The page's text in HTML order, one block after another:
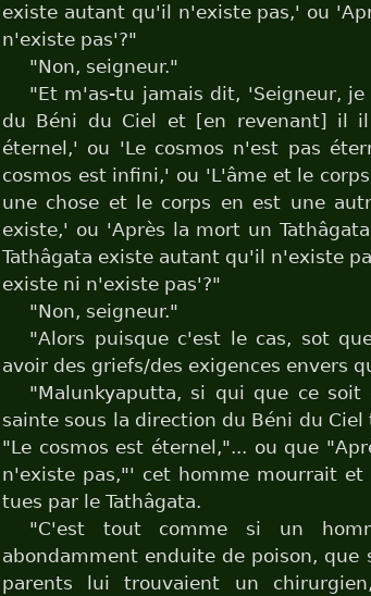
existe autant qu'il n'existe pas,' ou
n'existe pas'?"
"Non, seigneur."
"Et m'as-tu jamais dit, 'Seigneur,
du Béni du Ciel et [en revenant] il
éternel,' ou 'Le cosmos n'est pas
cosmos est infini,' ou 'L'âme et le
une chose et le corps en est une
existe,' ou 'Après la mort un
Tathâgata existe autant qu'il n'existe
existe ni n'existe pas'?"
"Non, seigneur."
"Alors puisque c'est le cas, sot
avoir des griefs/des exigences envers
"Malunkyaputta, si qui que ce
sainte sous la direction du Béni du
"Le cosmos est éternel,"... ou que
n'existe pas,"' cet homme mourrait et
tues par le Tathâgata.
"C'est tout comme si un
abondamment enduite de poison, que
parents lui trouvaient un